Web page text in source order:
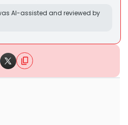
AI-assisted and reviewed by